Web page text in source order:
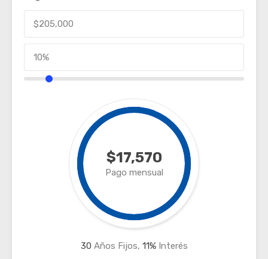
$17,570
Pago mensual
30 Años Fijos, 11%Interés